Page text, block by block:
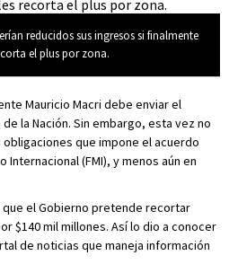
reducidos sus ingresos si finalmente
el plus por zona.
Mauricio Macri debe enviar el
la Nación. Sin embargo, esta vez no
que impone el acuerdo
(FMI), y menos aún en
el Gobierno pretende recortar
$140 mil millones. Así lo dio a conocer
de noticias que maneja información